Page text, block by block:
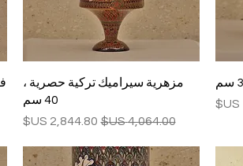
العرض السريع
مزهرية سيراميك تركية حصرية ،
40 سم
سعر عادي‏4,064.00 US$ سعر البيع